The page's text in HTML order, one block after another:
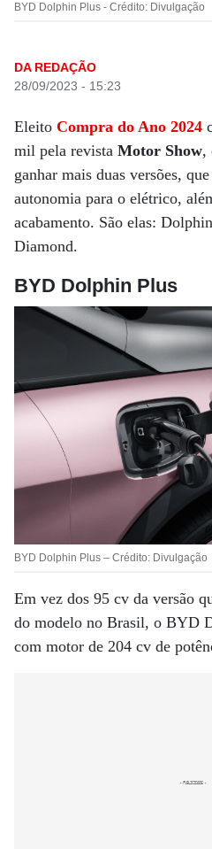
BYD Dolphin Plus - Crédito: Divulgação
DA REDAÇÃO
28/09/2023 - 15:23
Eleito Compra do Ano 2024
mil pela revista Motor Show,
ganhar mais duas versões,
autonomia para o elétrico,
acabamento. São elas:
Diamond.
BYD Dolphin Plus
BYD Dolphin Plus – Crédito: Divulgação
Em vez dos 95 cv da versão
do modelo no Brasil, o BYD
com motor de 204 cv de